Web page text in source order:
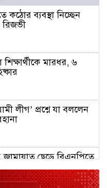
কঠোর ব্যবস্থা নিচ্ছেন
রিজভী
শিক্ষার্থীকে মারধর, ৬
লীগ’ প্রশ্নে যা বললেন
জামায়াত ছেড়ে বিএনপিতে